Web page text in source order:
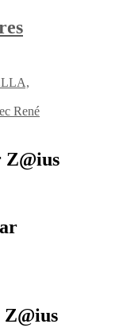
René
Z@ius
Z@ius